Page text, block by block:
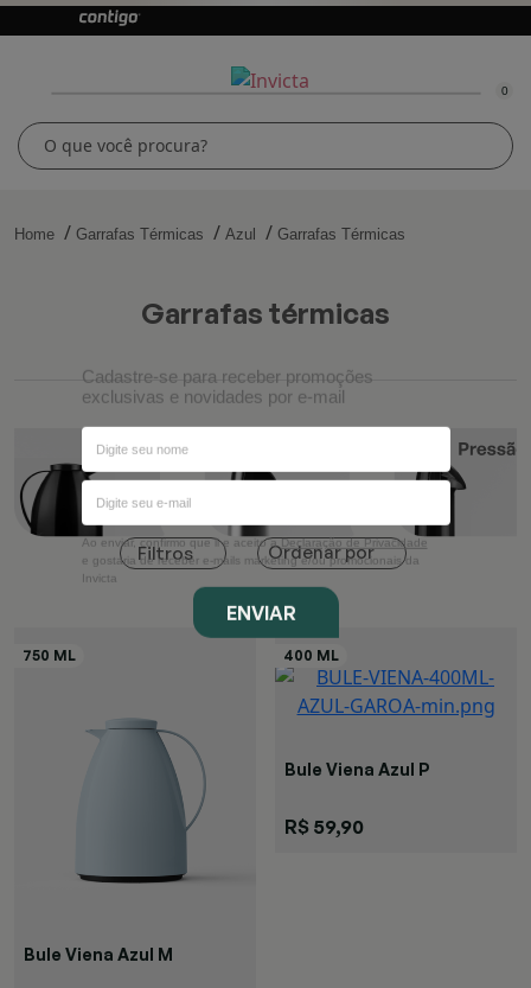
0
Home Garrafas Térmicas Azul Garrafas Térmicas
garrafas térmicas
Filtros Ordenar por
Bule Viena Azul M
Bule Viena Azul P
R$ 59,90
Cadastre-se para receber promoções
exclusivas e novidades por e-mail
Ao enviar, confirmo que li e aceito aDeclaração de Privacidade
e gostaria de receber e-mails marketing e/ou promocionais da
Invicta
ENVIAR